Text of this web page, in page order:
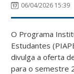
06/04/2026 15:39
O Programa
Estudantes
divulga a oferta
para o semestre